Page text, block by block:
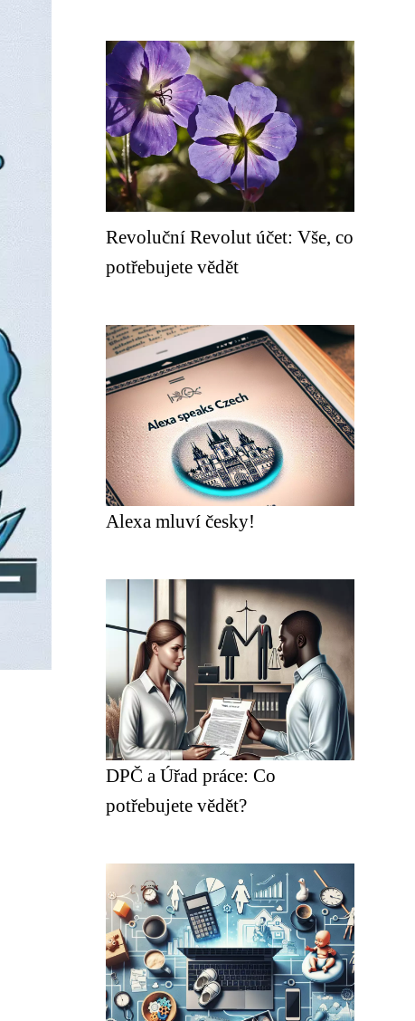
Revoluční Revolut účet: Vše, co
potřebujete vědět
Alexa mluví česky!
DPČ a Úřad práce: Co
potřebujete vědět?